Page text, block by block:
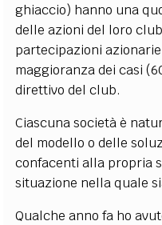
ghiaccio) hanno una
delle azioni del loro
partecipazioni
maggioranza dei casi
direttivo del club.
Ciascuna società è
del modello o delle
confacenti alla propria
situazione nella quale
Qualche anno fa ho